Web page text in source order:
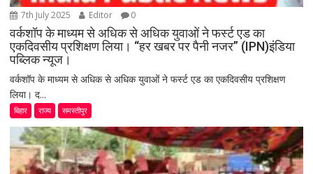
7th July 2025 Editor 0
वर्कशॉप के माध्यम से अधिक से अधिक युवाओं ने फर्स्ट एड का
एकदिवसीय प्रशिक्षण लिया। “हर खबर पर पैनी नजर” (IPN)इंडिया
पब्लिक न्यूज।
वर्कशॉप के माध्यम से अधिक से अधिक युवाओं ने फर्स्ट एड का एकदिवसीय प्रशिक्षण
लिया। द...
बिहार राज्य समस्तीपुर